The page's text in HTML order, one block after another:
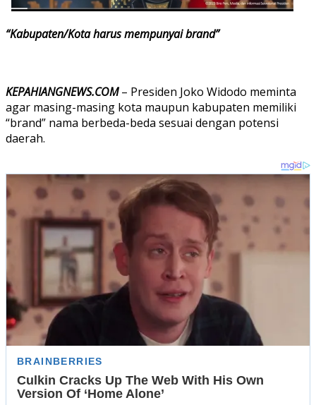
“Kabupaten/Kota harus mempunyai brand”
KEPAHIANGNEWS.COM– Presiden Joko Widodo meminta
agar masing-masing kota maupun kabupaten memiliki
“brand” nama berbeda-beda sesuai dengan potensi
daerah.